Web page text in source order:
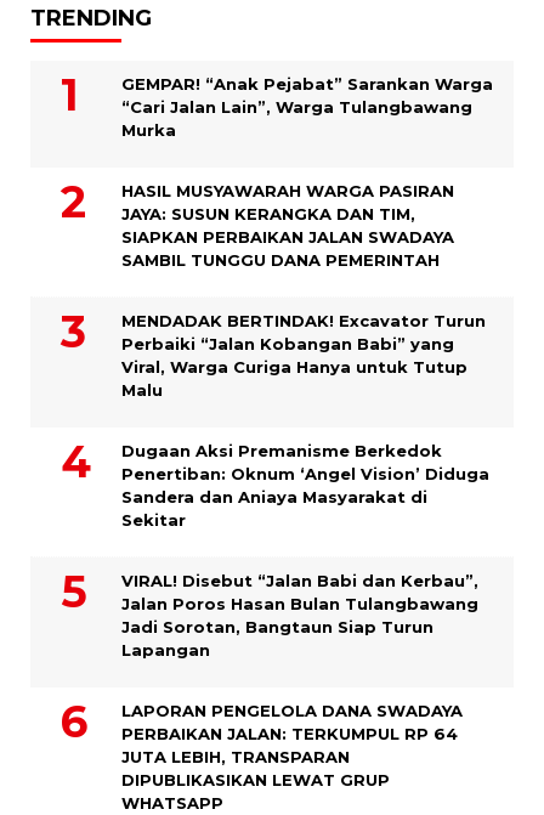
TRENDING
GEMPAR! “Anak Pejabat” Sarankan Warga
“Cari Jalan Lain”, Warga Tulangbawang
Murka
HASIL MUSYAWARAH WARGA PASIRAN
JAYA: SUSUN KERANGKA DAN TIM,
SIAPKAN PERBAIKAN JALAN SWADAYA
SAMBIL TUNGGU DANA PEMERINTAH
MENDADAK BERTINDAK! Excavator Turun
Perbaiki “Jalan Kobangan Babi” yang
Viral, Warga Curiga Hanya untuk Tutup
Malu
Dugaan Aksi Premanisme Berkedok
Penertiban: Oknum ‘Angel Vision’ Diduga
Sandera dan Aniaya Masyarakat di
Sekitar
VIRAL! Disebut “Jalan Babi dan Kerbau”,
Jalan Poros Hasan Bulan Tulangbawang
Jadi Sorotan, Bangtaun Siap Turun
Lapangan
LAPORAN PENGELOLA DANA SWADAYA
PERBAIKAN JALAN: TERKUMPUL RP 64
JUTA LEBIH, TRANSPARAN
DIPUBLIKASIKAN LEWAT GRUP
WHATSAPP